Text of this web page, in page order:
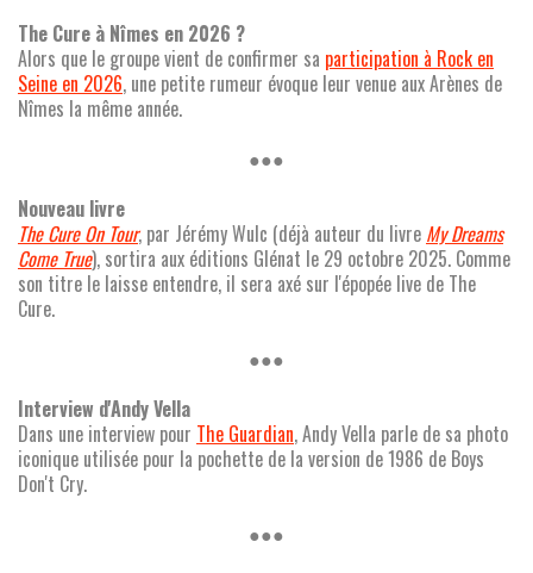
The Cure à Nîmes en 2026 ?
Alors que le groupe vient de confirmer sa participation à Rock en
Seine en 2026, une petite rumeur évoque leur venue aux Arènes de
Nîmes la même année.
●●●
Nouveau livre
The Cure On Tour, par Jérémy Wulc (déjà auteur du livre My Dreams
Come True), sortira aux éditions Glénat le 29 octobre 2025. Comme
son titre le laisse entendre, il sera axé sur l'épopée live de The
Cure.
●●●
Interview d'Andy Vella
Dans une interview pour The Guardian, Andy Vella parle de sa photo
iconique utilisée pour la pochette de la version de 1986 de Boys
Don't Cry.
●●●